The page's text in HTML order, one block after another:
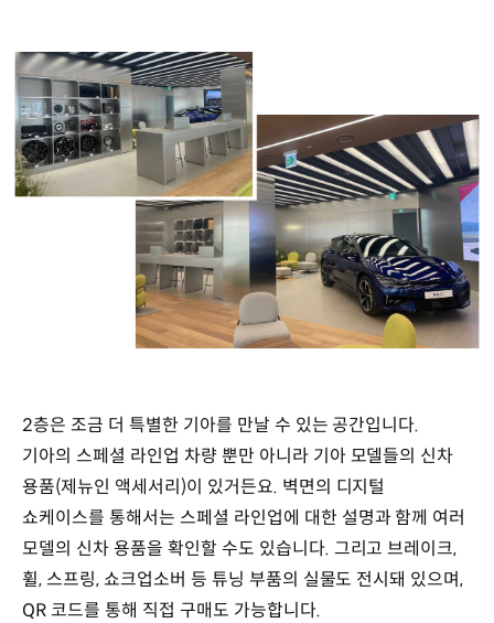
2층은 조금 더 특별한 기아를 만날 수 있는 공간입니다.
기아의 스페셜 라인업 차량 뿐만 아니라 기아 모델들의 신차
용품(제뉴인 액세서리)이 있거든요. 벽면의 디지털
쇼케이스를 통해서는 스페셜 라인업에 대한 설명과 함께 여러
모델의 신차 용품을 확인할 수도 있습니다. 그리고 브레이크,
휠, 스프링, 쇼크업소버 등 튜닝 부품의 실물도 전시돼 있으며,
QR 코드를 통해 직접 구매도 가능합니다.